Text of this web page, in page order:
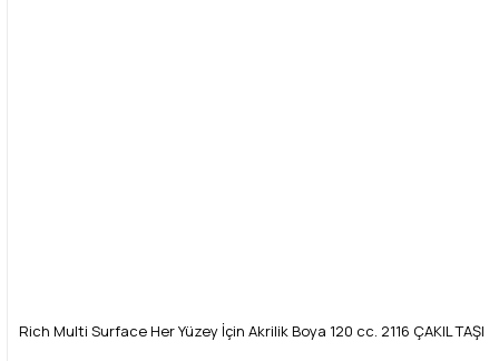
Rich Multi Surface Her Yüzey İçin Akrilik Boya 120 cc. 2116 ÇAKIL TAŞI